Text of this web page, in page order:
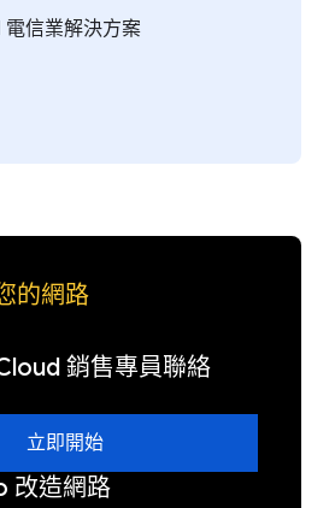
信業解決方案
的網路
銷售專員聯絡
立即開始
改造網路